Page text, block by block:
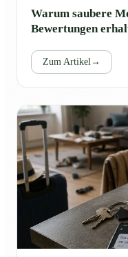
Warum saubere
Bewertungen
Zum Artikel→